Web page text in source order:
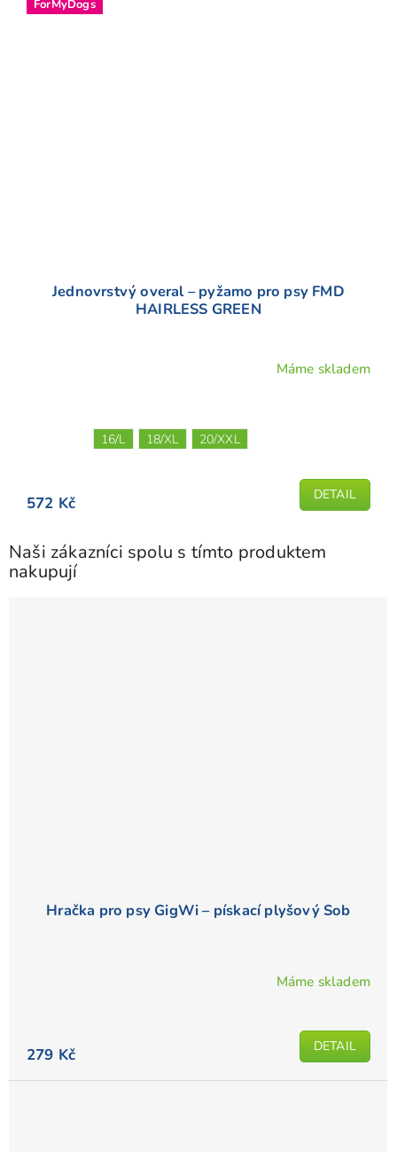
ForMyDogs
Jednovrstvý overal – pyžamo pro psy FMD
HAIRLESS GREEN
Máme skladem
572 Kč DETAIL
16/L 18/XL 20/XXL
Naši zákazníci spolu s tímto produktem
nakupují
Hračka pro psy GigWi – pískací plyšový Sob
Máme skladem
279 Kč DETAIL